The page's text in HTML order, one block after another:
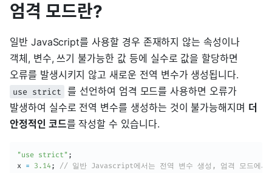
엄격 모드란?
일반 JavaScript를 사용할 경우 존재하지 않는 속성이나
객체, 변수, 쓰기 불가능한 값 등에 실수로 값을 할당하면
오류를 발생시키지 않고 새로운 전역 변수가 생성됩니다.
use strict
를 선언하여 엄격 모드를 사용하면 오류가
발생하여 실수로 전역 변수를 생성하는 것이 불가능해지며 더
안정적인 코드를 작성할 수 있습니다.
"use strict" ;
x = 3.14; // 일반 Javascript에서는 전역 변수 생성, 엄격 모드에서